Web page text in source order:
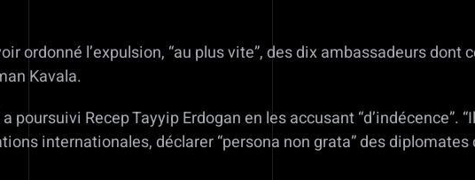
ordonné l’expulsion, “au plus vite”, des dix ambassadeurs dont
Kavala.
Recep Tayyip Erdogan en les accusant “d’indécence”.
internationales, déclarer “persona non grata” des